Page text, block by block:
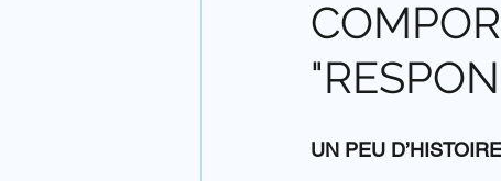
UN PEU D’HISTOIRE